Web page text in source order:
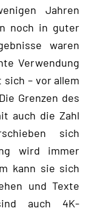
Jahren
noch in guter
waren
Verwendung
sich – vor allem
Grenzen des
auch die Zahl
sich
wird immer
kann sie sich
und Texte
auch 4K-